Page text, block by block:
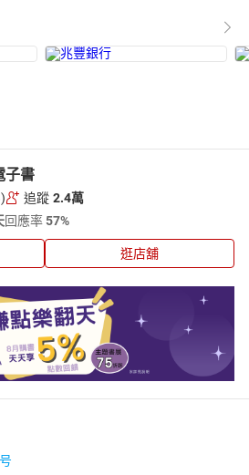
子書
追蹤 2.4萬
回應率57%
逛店舖